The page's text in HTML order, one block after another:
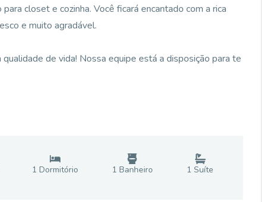
closet e cozinha. Você ficará encantado com a rica
e muito agradável.
de vida! Nossa equipe está a disposição para te
1 Dormitório 1 Banheiro 1 Suíte